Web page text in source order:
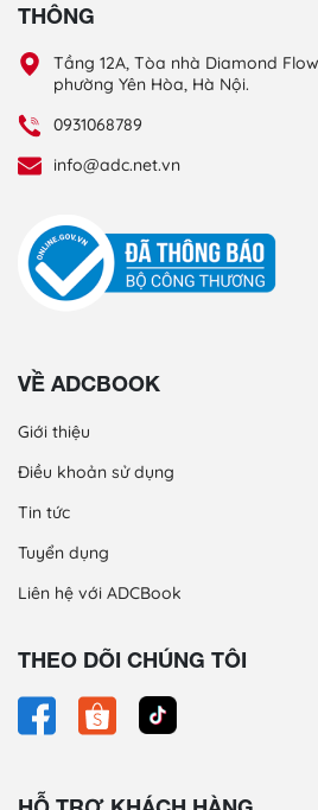
THÔNG
Tầng 12A, Tòa nhà Diamond
phường Yên Hòa, Hà Nội.
0931068789
info@adc.net.vn
VỀ ADCBOOK
Giới thiệu
Điều khoản sử dụng
Tin tức
Tuyển dụng
Liên hệ với ADCBook
THEO DÕI CHÚNG TÔI